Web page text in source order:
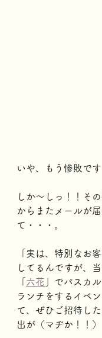
いや、もう惨敗です
しか～しっ！！そ
からまたメールが
て・・・。
「実は、特別なお
してるんですが、
六花 」でパスカ
ランチをするイベ
て、ぜひご招待し
出が（マヂか！！）